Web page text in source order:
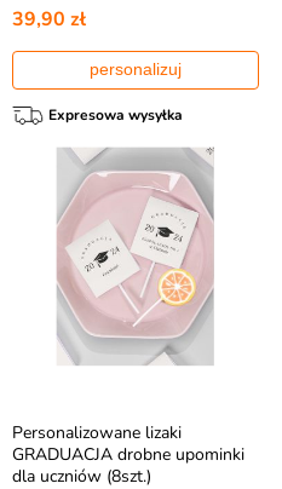
39,90 zł
personalizuj
Expresowa wysyłka
Personalizowane lizaki
GRADUACJA drobne upominki
dla uczniów (8szt.)